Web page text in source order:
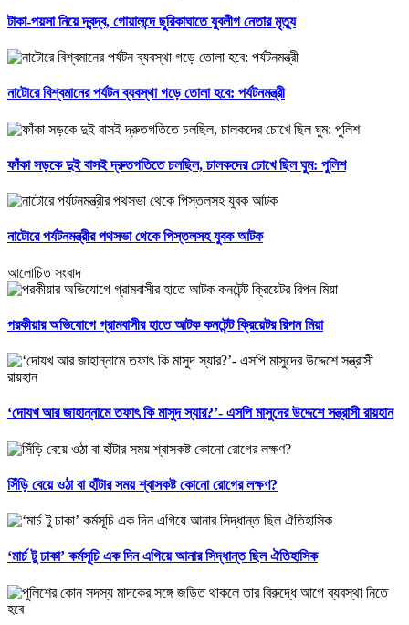
টাকা-পয়সা নিয়ে দ্বন্দ্ব, গোয়ালন্দে ছুরিকাঘাতে যুবলীগ নেতার মৃত্যু
নাটোরে বিশ্বমানের পর্যটন ব্যবস্থা গড়ে তোলা হবে: পর্যটনমন্ত্রী
ফাঁকা সড়কে দুই বাসই দ্রুতগতিতে চলছিল, চালকদের চোখে ছিল ঘুম: পুলিশ
নাটোরে পর্যটনমন্ত্রীর পথসভা থেকে পিস্তলসহ যুবক আটক
আলোচিত সংবাদ
পরকীয়ার অভিযোগে গ্রামবাসীর হাতে আটক কনটেন্ট ক্রিয়েটর রিপন মিয়া
‘দোযখ আর জাহান্নামে তফাৎ কি মাসুদ স্যার?’- এসপি মাসুদের উদ্দেশে সন্ত্রাসী রায়হান
সিঁড়ি বেয়ে ওঠা বা হাঁটার সময় শ্বাসকষ্ট কোনো রোগের লক্ষণ?
‘মার্চ টু ঢাকা’ কর্মসূচি এক দিন এগিয়ে আনার সিদ্ধান্ত ছিল ঐতিহাসিক